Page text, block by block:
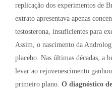
replicação dos experimentos de
extrato apresentava apenas
testosterona, insuficientes para
Assim, o nascimento da
placebo. Nas últimas décadas, a
levar ao rejuvenescimento
primeiro plano. O diagnóstico